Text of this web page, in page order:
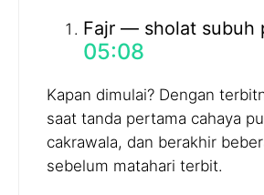
Fajr — sholat subuh
05:08
Kapan dimulai? Dengan
saat tanda pertama cahaya
cakrawala, dan berakhir
sebelum matahari terbit.